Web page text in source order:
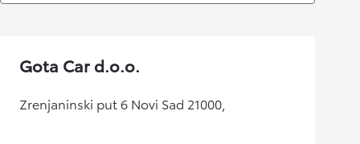
Gota Car d.o.o.
Zrenjaninski put 6 Novi Sad 21000,